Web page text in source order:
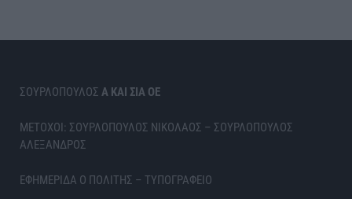
ΣΟΥΡΛΟΠΟΥΛΟΣ Α ΚΑΙ ΣΙΑ ΟΕ
ΜΕΤΟΧΟΙ: ΣΟΥΡΛΟΠΟΥΛΟΣ ΝΙΚΟΛΑΟΣ – ΣΟΥΡΛΟΠΟΥΛΟΣ
ΑΛΕΞΑΝΔΡΟΣ
ΕΦΗΜΕΡΙΔΑ Ο ΠΟΛΙΤΗΣ – ΤΥΠΟΓΡΑΦΕΙΟ